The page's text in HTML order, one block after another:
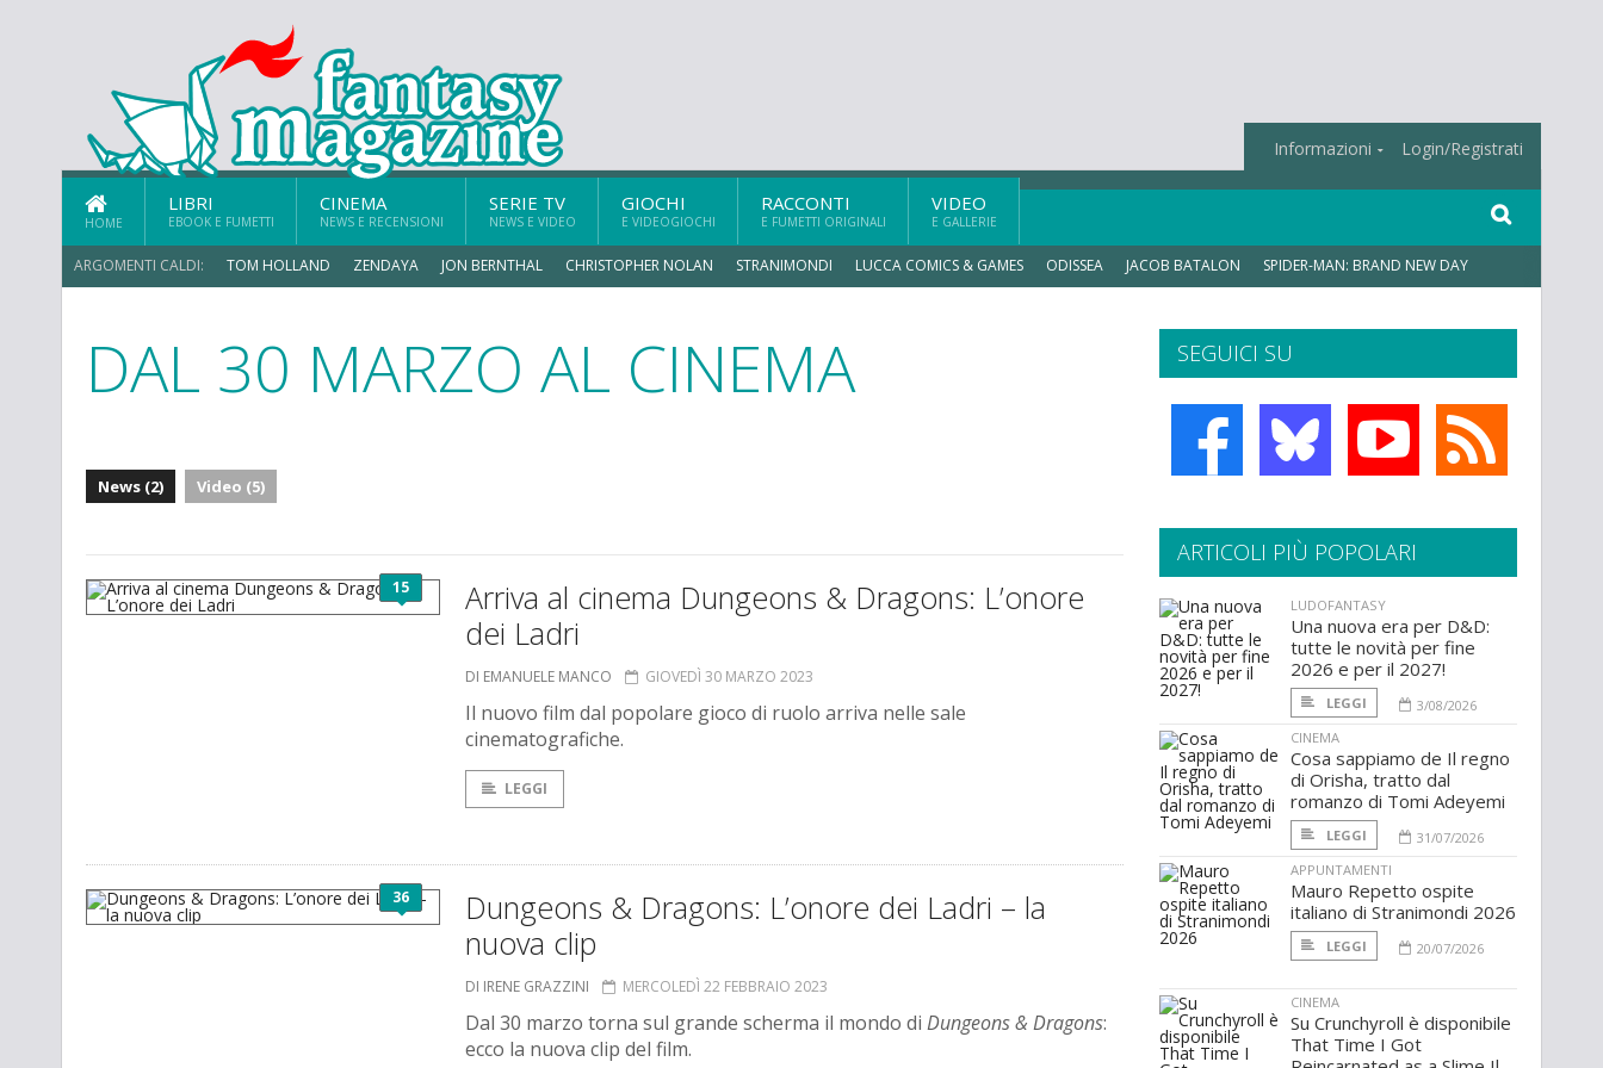
Informazioni Login/Registrati
HOME
LIBRI
EBOOK E FUMETTI
CINEMA
NEWS E RECENSIONI
SERIE TV
NEWS E VIDEO
GIOCHI
E VIDEOGIOCHI
RACCONTI
E FUMETTI ORIGINALI
VIDEO
E GALLERIE
ARGOMENTI CALDI: TOM HOLLAND ZENDAYA JON BERNTHAL CHRISTOPHER NOLAN STRANIMONDI LUCCA COMICS & GAMES ODISSEA JACOB BATALON SPIDER-MAN: BRAND NEW DAY
DAL 30 MARZO AL CINEMA
News (2) Video (5)
15
Arriva al cinema Dungeons & Dragons: L’onore
dei Ladri
DI EMANUELE MANCO GIOVEDÌ 30 MARZO 2023
Il nuovo film dal popolare gioco di ruolo arriva nelle sale
cinematografiche.
LEGGI
36
Dungeons & Dragons: L’onore dei Ladri – la
nuova clip
DI IRENE GRAZZINI MERCOLEDÌ 22 FEBBRAIO 2023
Dal 30 marzo torna sul grande scherma il mondo di Dungeons & Dragons:
ecco la nuova clip del film.
SEGUICI SU
ARTICOLI PIÙ POPOLARI
LUDOFANTASY
Una nuova era per D&D:
tutte le novità per fine
2026 e per il 2027!
LEGGI
3/08/2026
CINEMA
Cosa sappiamo de Il regno
di Orisha, tratto dal
romanzo di Tomi Adeyemi
LEGGI
31/07/2026
APPUNTAMENTI
Mauro Repetto ospite
italiano di Stranimondi 2026
LEGGI 20/07/2026
CINEMA
Su Crunchyroll è disponibile
That Time I Got